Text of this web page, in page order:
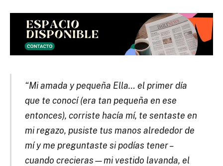
“Mi amada y pequeña Ella… el primer día
que te conocí (era tan pequeña en ese
entonces), corriste hacía mí, te sentaste en
mi regazo, pusiste tus manos alrededor de
mí y me preguntaste si podías tener –
cuando crecieras—mi vestido lavanda, el